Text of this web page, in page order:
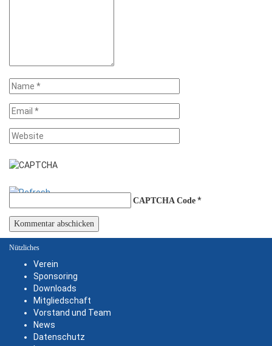
CAPTCHA Code *
Nützliches
Verein
Sponsoring
Downloads
Mitgliedschaft
Vorstand und Team
News
Datenschutz